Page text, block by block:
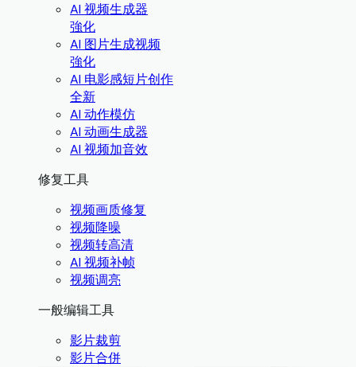
AI 视频生成器
強化
AI 图片生成视频
強化
AI 电影感短片创作
全新
AI 动作模仿
AI 动画生成器
AI 视频加音效
修复工具
视频画质修复
视频降噪
视频转高清
AI 视频补帧
视频调亮
一般编辑工具
影片裁剪
影片合併